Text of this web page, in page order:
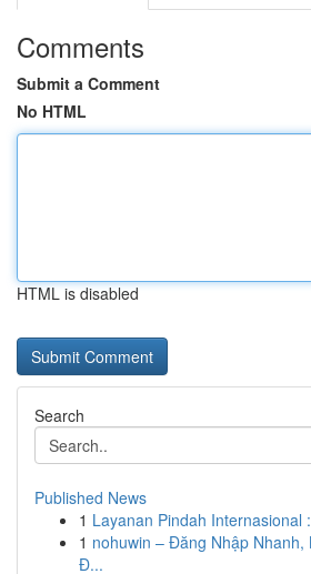
Comments
Submit a Comment
No HTML
HTML is disabled
Search
Published News
1 Layanan Pindah Internasional
1 nohuwin – Đăng Nhập Nhanh,
Đ...